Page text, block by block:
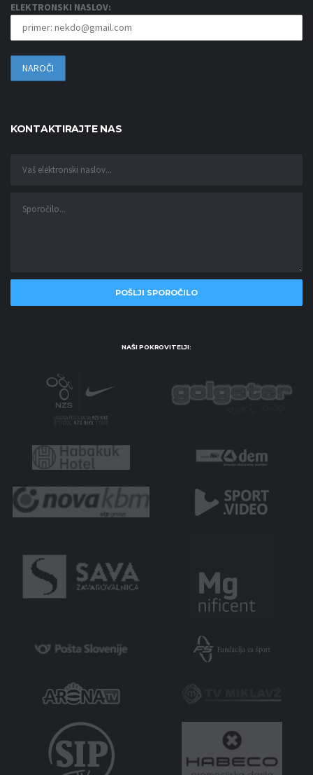
ELEKTRONSKI NASLOV:
KONTAKTIRAJTE NAS
NAŠI POKROVITELJI: